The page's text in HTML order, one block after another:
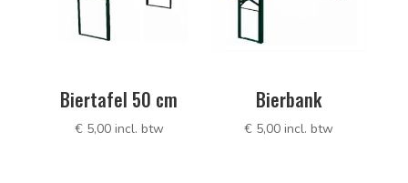
Biertafel 50 cm
€5,00 incl. btw
Bierbank
€ 5,00 incl. btw